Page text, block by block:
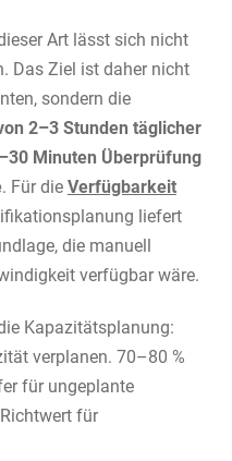
Art lässt sich nicht
Das Ziel ist daher nicht
sondern die
2–3 Stunden täglicher
Minuten Überprüfung
. Für die Verfügbarkeit
liefert
die manuell
verfügbar wäre.
Kapazitätsplanung:
verplanen. 70–80 %
für ungeplante
für